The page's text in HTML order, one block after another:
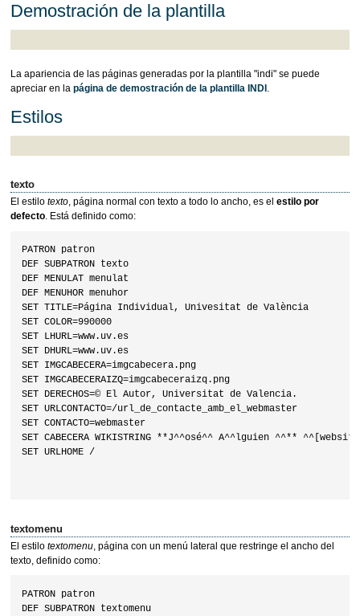
Demostración de la plantilla
La apariencia de las páginas generadas por la plantilla "indi" se puede
apreciar en la página de demostración de la plantilla INDI .
Estilos
texto
El estilo texto, página normal con texto a todo lo ancho, es el estilo por
defecto. Está definido como:
PATRON patron
DEF SUBPATRON texto
DEF MENULAT menulat
DEF MENUHOR menuhor
SET TITLE=Página Individual, Univesitat de València
SET COLOR=990000
SET LHURL=www.uv.es
SET DHURL=www.uv.es
SET IMGCABECERA=imgcabecera.png
SET IMGCABECERAIZQ=imgcabeceraizq.png
SET DERECHOS=© El Autor, Universitat de Valencia.
SET URLCONTACTO=/url_de_contacte_amb_el_webmaster
SET CONTACTO=webmaster
SET CABECERA WIKISTRING **J^^osé^^ A^^lguien ^^**
SET URLHOME /
textomenu
El estilo textomenu, página con un menú lateral que restringe el ancho del
texto, definido como:
PATRON patron
DEF SUBPATRON textomenu